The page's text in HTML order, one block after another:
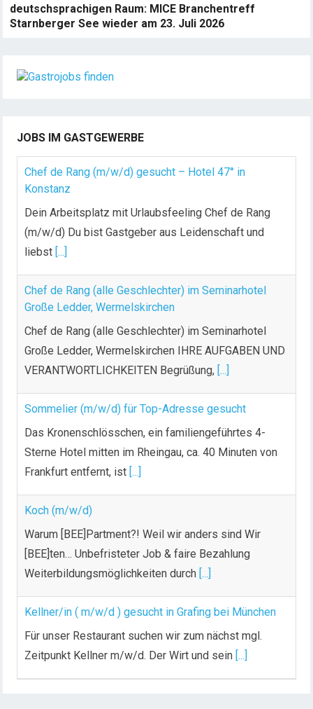
deutschsprachigen Raum: MICE Branchentreff
Starnberger See wieder am 23. Juli 2026
JOBS IM GASTGEWERBE
Chef de Rang (m/w/d) gesucht – Hotel 47° in
Konstanz
Dein Arbeitsplatz mit Urlaubsfeeling Chef de Rang
(m/w/d) Du bist Gastgeber aus Leidenschaft und
liebst [...]
Chef de Rang (alle Geschlechter) im Seminarhotel
Große Ledder, Wermelskirchen
Chef de Rang (alle Geschlechter) im Seminarhotel
Große Ledder, Wermelskirchen IHRE AUFGABEN UND
VERANTWORTLICHKEITEN Begrüßung, [...]
Sommelier (m/w/d) für Top-Adresse gesucht
Das Kronenschlösschen, ein familiengeführtes 4-
Sterne Hotel mitten im Rheingau, ca. 40 Minuten von
Frankfurt entfernt, ist [...]
Koch (m/w/d)
Warum [BEE]Partment?! Weil wir anders sind Wir
[BEE]ten… Unbefristeter Job & faire Bezahlung
Weiterbildungsmöglichkeiten durch [...]
Kellner/in ( m/w/d ) gesucht in Grafing bei München
Für unser Restaurant suchen wir zum nächst mgl.
Zeitpunkt Kellner m/w/d. Der Wirt und sein [...]